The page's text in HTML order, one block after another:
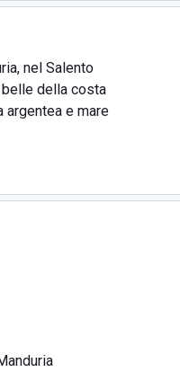
nel Salento
della costa
argentea e mare
a concedersi un
del mare e dalla